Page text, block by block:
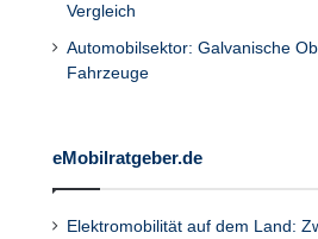
Vergleich
Automobilsektor: Galvanische
Fahrzeuge
eMobilratgeber.de
Elektromobilität auf dem Land: